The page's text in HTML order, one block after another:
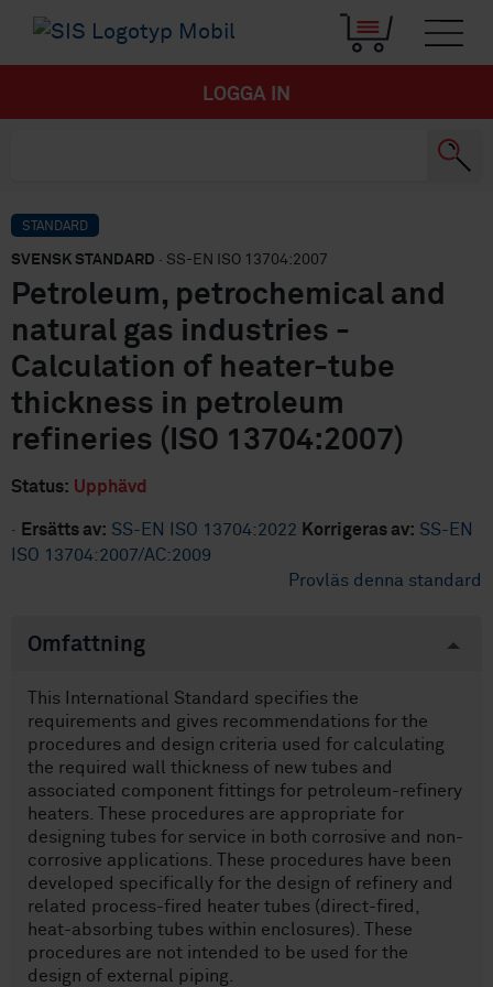
LOGGA IN
STANDARD
SVENSK STANDARD · SS-EN ISO 13704:2007
Petroleum, petrochemical and
natural gas industries -
Calculation of heater-tube
thickness in petroleum
refineries (ISO 13704:2007)
Status: Upphävd
· Ersätts av: SS-EN ISO 13704:2022 Korrigeras av: SS-EN
ISO 13704:2007/AC:2009
Provläs denna standard
Omfattning
This International Standard specifies the
requirements and gives recommendations for the
procedures and design criteria used for calculating
the required wall thickness of new tubes and
associated component fittings for petroleum-refinery
heaters. These procedures are appropriate for
designing tubes for service in both corrosive and non-
corrosive applications. These procedures have been
developed specifically for the design of refinery and
related process-fired heater tubes (direct-fired,
heat-absorbing tubes within enclosures). These
procedures are not intended to be used for the
design of external piping.